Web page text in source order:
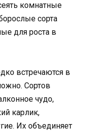
комнатные
сорта
для роста в
встречаются в
Сортов
чудо,
карлик,
Их объединяет